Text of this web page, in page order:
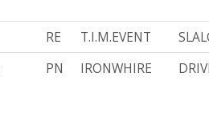
RE T.I.M.EVENT
PN IRONWHIRE